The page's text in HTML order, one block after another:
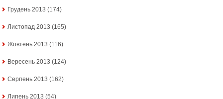
Грудень 2013 (174)
Листопад 2013 (165)
Жовтень 2013 (116)
Вересень 2013 (124)
Серпень 2013 (162)
Липень 2013 (54)